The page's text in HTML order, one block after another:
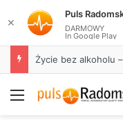
Menu
✕
Puls
DARMOWY
In Google Play